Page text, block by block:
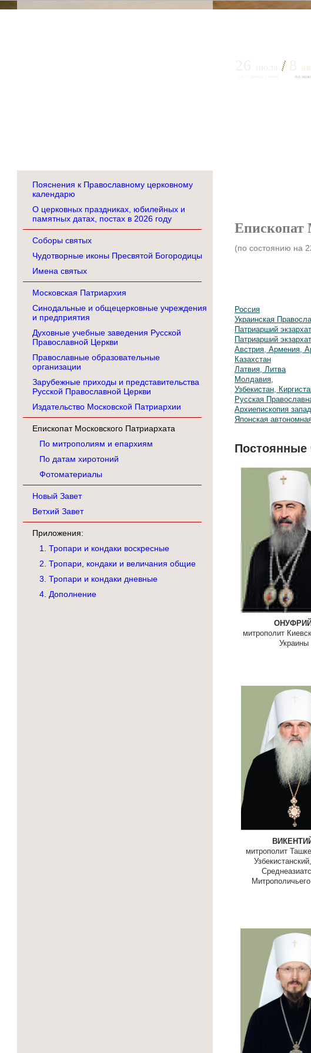
Пояснения к Православному церковному
календарю
О церковных праздниках, юбилейных и
памятных датах, постах в 2026 году
Соборы святых
Чудотворные иконы Пресвятой Богородицы
Имена святых
Московская Патриархия
Синодальные и общецерковные учреждения
и предприятия
Духовные учебные заведения Русской
Православной Церкви
Православные образовательные
организации
Зарубежные приходы и представительства
Русской Православной Церкви
Издательство Московской Патриархии
Епископат Московского Патриархата
По митрополиям и епархиям
По датам хиротоний
Фотоматериалы
Новый Завет
Ветхий Завет
Приложения:
1. Тропари и кондаки воскресные
2. Тропари, кондаки и величания общие
3. Тропари и кондаки дневные
4. Дополнение
Епископат
(по состоянию на
Россия
Украинская
Патриарший
Патриарший
Австрия, Армения,
Казахстан
Латвия, Литва
Молдавия,
Узбекистан,
Русская
Архиепископия
Японская
митрополит
Украины
митрополит
26 июля 8
по старому стилю по